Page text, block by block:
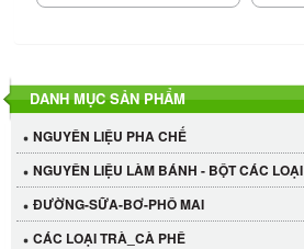
DANH MỤC SẢN PHẨM
NGUYÊN LIỆU PHA CHẾ
NGUYÊN LIỆU LÀM BÁNH - BỘT CÁC LOẠI
ĐƯỜNG-SỮA-BƠ-PHÔ MAI
CÁC LOẠI TRÀ_CÀ PHÊ